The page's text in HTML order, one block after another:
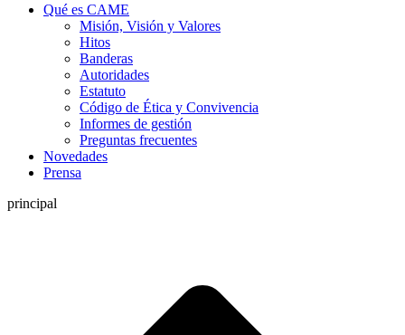
Qué es CAME
Misión, Visión y Valores
Hitos
Banderas
Autoridades
Estatuto
Código de Ética y Convivencia
Informes de gestión
Preguntas frecuentes
Novedades
Prensa
principal